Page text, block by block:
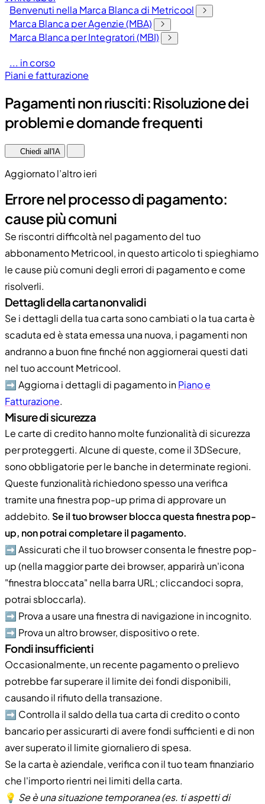
Benvenuti nella Marca Blanca di Metricool
Marca Blanca per Agenzie (MBA)
Marca Blanca per Integratori (MBI)
... in corso
Piani e fatturazione
Pagamenti non riusciti: Risoluzione dei
problemi e domande frequenti
Chiedi all'IA
Aggiornato l’altro ieri
Errore nel processo di pagamento:
cause più comuni
Se riscontri difficoltà nel pagamento del tuo
abbonamento Metricool, in questo articolo ti spieghiamo
le cause più comuni degli errori di pagamento e come
risolverli.
Dettagli della carta non validi
Se i dettagli della tua carta sono cambiati o la tua carta è
scaduta ed è stata emessa una nuova, i pagamenti non
andranno a buon fine finché non aggiornerai questi dati
nel tuo account Metricool.
➡️ Aggiorna i dettagli di pagamento inPiano e
Fatturazione.
Misure di sicurezza
Le carte di credito hanno molte funzionalità di sicurezza
per proteggerti. Alcune di queste, come il 3DSecure,
sono obbligatorie per le banche in determinate regioni.
Queste funzionalità richiedono spesso una verifica
tramite una finestra pop-up prima di approvare un
addebito. Se il tuo browser blocca questa finestra pop-
up, non potrai completare il pagamento.
➡️ Assicurati che il tuo browser consenta le finestre pop-
up (nella maggior parte dei browser, apparirà un'icona
"finestra bloccata" nella barra URL; cliccandoci sopra,
potrai sbloccarla).
➡️ Prova a usare una finestra di navigazione in incognito.
➡️ Prova un altro browser, dispositivo o rete.
Fondi insufficienti
Occasionalmente, un recente pagamento o prelievo
potrebbe far superare il limite dei fondi disponibili,
causando il rifiuto della transazione.
➡️ Controlla il saldo della tua carta di credito o conto
bancario per assicurarti di avere fondi sufficienti e di non
aver superato il limite giornaliero di spesa.
Se la carta è aziendale, verifica con il tuo team finanziario
che l'importo rientri nei limiti della carta.
💡 Se è una situazione temporanea (es. ti aspetti di